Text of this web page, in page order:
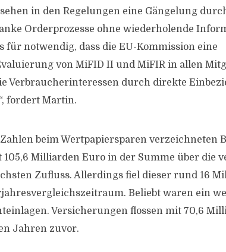
in den Regelungen eine Gängelung
Orderprozesse ohne wiederholende
für notwendig, dass die EU-Kommission eine
von MiFID II und MiFIR in allen
Verbraucherinteressen durch direkte
fordert Martin.
beim Wertpapiersparen verzeichneten
105,6 Milliarden Euro in der Summe über die
Zufluss. Allerdings fiel dieser rund 16
Beliebt waren ein
Versicherungen flossen mit 70,6
Jahren zuvor.